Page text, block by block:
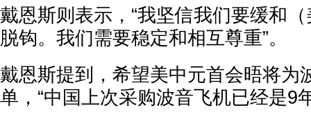
戴恩斯则表示，“我坚信我们要缓和
脱钩。我们需要稳定和相互尊重”。
戴恩斯提到，希望美中元首会晤将为
单，“中国上次采购波音飞机已经是9